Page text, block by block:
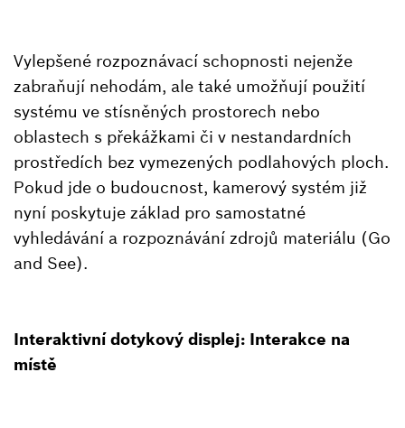
Vylepšené rozpoznávací schopnosti nejenže
zabraňují nehodám, ale také umožňují použití
systému ve stísněných prostorech nebo
oblastech s překážkami či v nestandardních
prostředích bez vymezených podlahových ploch.
Pokud jde o budoucnost, kamerový systém již
nyní poskytuje základ pro samostatné
vyhledávání a rozpoznávání zdrojů materiálu (Go
and See).
Interaktivní dotykový displej: Interakce na
místě